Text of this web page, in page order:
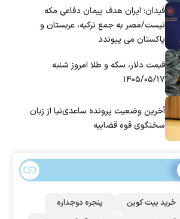
فیدان: ایران هدف پیمان دفاعی مکه
نیست/مصر به جمع ترکیه، عربستان و
پاکستان می پیوندد
قیمت دلار، سکه و طلا امروز شنبه
۱۴۰۵/۰۵/۱۷
آخرین وضعیت پرونده ساعدی‌نیا از زبان
سخنگوی قوه قضاییه
خرید بیت کوین
پنجره دوجداره